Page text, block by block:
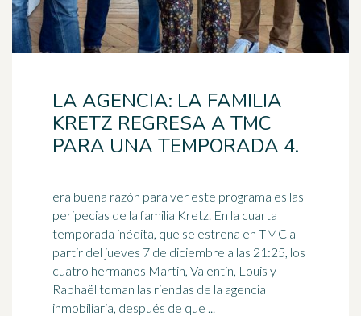
LA AGENCIA: LA FAMILIA
KRETZ REGRESA A TMC
PARA UNA TEMPORADA 4.
era buena razón para ver este programa es las
peripecias de la familia Kretz. En la cuarta
temporada inédita, que se estrena en TMC a
partir del jueves 7 de diciembre a las 21:25, los
cuatro hermanos Martin, Valentin, Louis y
Raphaël toman las riendas de la agencia
inmobiliaria, después de que ...